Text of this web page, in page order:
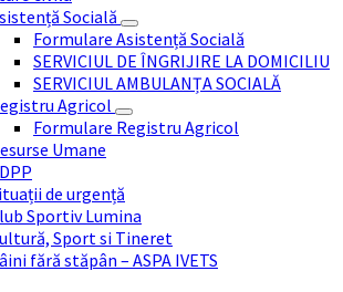
Socială
Formulare Asistență Socială
SERVICIUL DE ÎNGRIJIRE LA DOMICILIU
SERVICIUL AMBULANȚA SOCIALĂ
Agricol
Formulare Registru Agricol
Umane
de urgență
Sportiv Lumina
Sport si Tineret
fără stăpân – ASPA IVETS